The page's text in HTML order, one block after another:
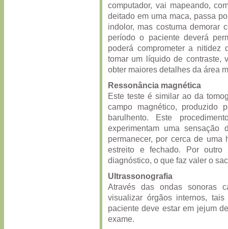
computador, vai mapeando,
deitado em uma maca, passa
indolor, mas costuma demorar
período o paciente deverá
poderá comprometer a nitidez
tomar um líquido de contraste,
obter maiores detalhes da área
Ressonância magnética
Este teste é similar ao da
campo magnético, produzido
barulhento. Este
experimentam uma sensação
permanecer, por cerca de uma
estreito e fechado. Por
diagnóstico, o que faz valer o
Ultrassonografia
Através das ondas sonoras
visualizar órgãos internos,
paciente deve estar em jejum
exame.